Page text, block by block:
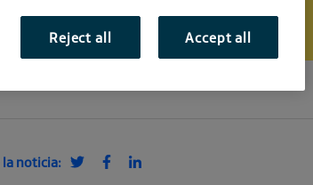
la noticia:
Reject all Accept all